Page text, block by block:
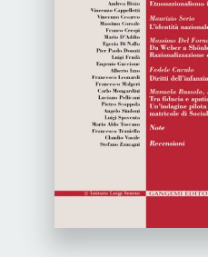
Proposte di pubblicazione
Gangemi Editore